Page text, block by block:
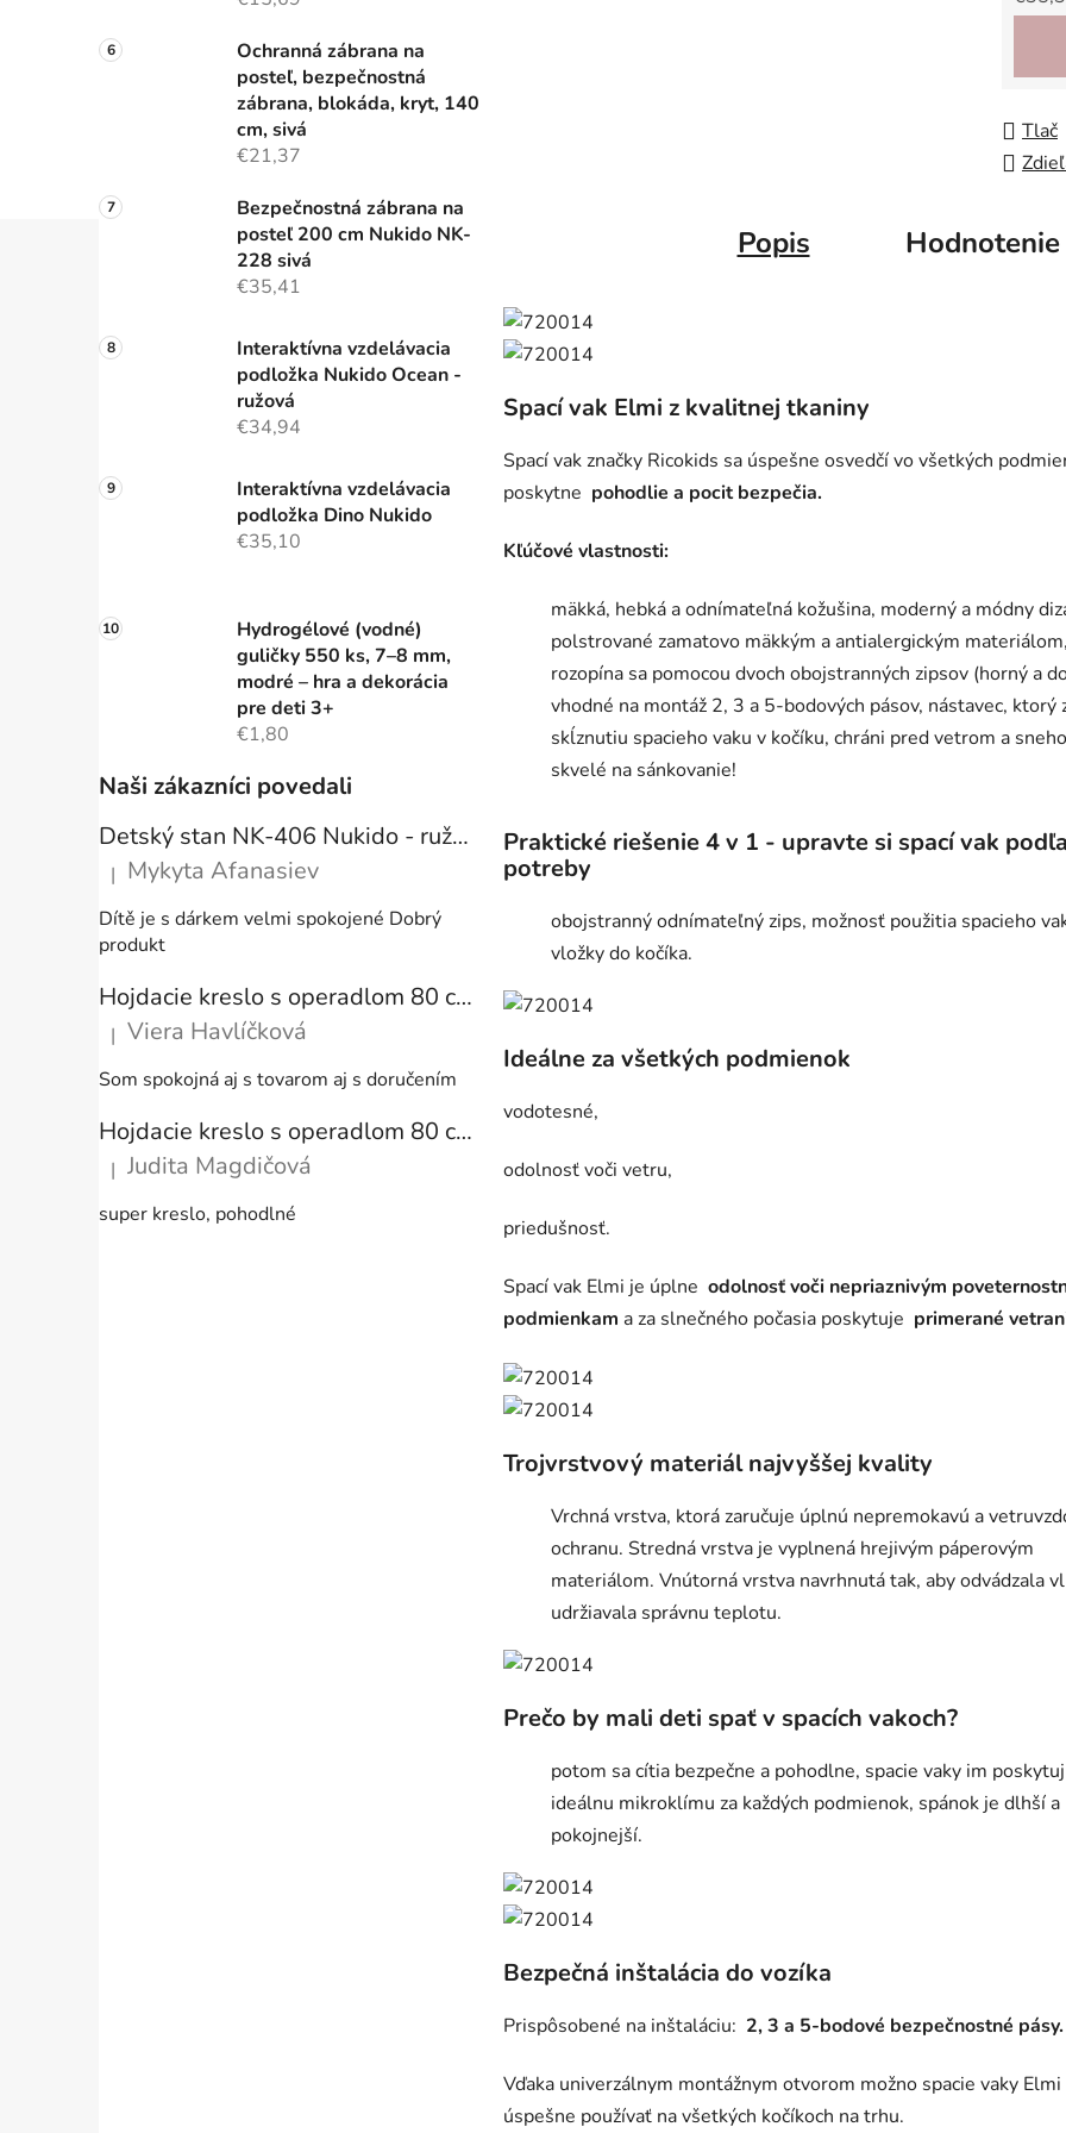
Ochranná zábrana na
posteľ, bezpečnostná
zábrana, blokáda, kryt, 140
cm, sivá
€21,37
Bezpečnostná zábrana na
posteľ 200 cm Nukido NK-
228 sivá
€35,41
Interaktívna vzdelávacia
podložka Nukido Ocean -
ružová
€34,94
Interaktívna vzdelávacia
podložka Dino Nukido
€35,10
Hydrogélové (vodné)
guličky 550 ks, 7–8 mm,
modré – hra a dekorácia
pre deti 3+
€1,80
Naši zákazníci povedali
Detský stan NK-406 Nukido - ružový
Hodnotenie produktu je 5 z 5 hviezdičiek.
| Mykyta Afanasiev
Dítě je s dárkem velmi spokojené Dobrý
produkt
Hojdacie kreslo s operadlom 80 cm + vankúše
Hodnotenie produktu je 5 z 5 hviezdičiek.
| Viera Havlíčková
Som spokojná aj s tovarom aj s doručením
Hojdacie kreslo s operadlom 80 cm + vankúše
Hodnotenie produktu je 5 z 5 hviezdičiek.
| Judita Magdičová
super kreslo, pohodlné
Tlač
Popis Hodnotenie
Spací vak Elmi z kvalitnej tkaniny
Spací vak značky Ricokids sa úspešne osvedčí vo všetkých
poskytne pohodlie a pocit bezpečia.
Kľúčové vlastnosti:
mäkká, hebká a odnímateľná kožušina, moderný a módny
polstrované zamatovo mäkkým a antialergickým
rozopína sa pomocou dvoch obojstranných zipsov (horný a
vhodné na montáž 2, 3 a 5-bodových pásov, nástavec, ktorý
skĺznutiu spacieho vaku v kočíku, chráni pred vetrom a
skvelé na sánkovanie!
Praktické riešenie 4 v 1 - upravte si spací vak
potreby
obojstranný odnímateľný zips, možnosť použitia spacieho
vložky do kočíka.
Ideálne za všetkých podmienok
vodotesné,
odolnosť voči vetru,
priedušnosť.
Spací vak Elmi je úplne odolnosť voči nepriaznivým
podmienkam a za slnečného počasia poskytuje primerané
Trojvrstvový materiál najvyššej kvality
Vrchná vrstva, ktorá zaručuje úplnú nepremokavú a
ochranu. Stredná vrstva je vyplnená hrejivým páperovým
materiálom. Vnútorná vrstva navrhnutá tak, aby odvádzala
udržiavala správnu teplotu.
Prečo by mali deti spať v spacích vakoch?
potom sa cítia bezpečne a pohodlne, spacie vaky im
ideálnu mikroklímu za každých podmienok, spánok je dlhší a
pokojnejší.
Bezpečná inštalácia do vozíka
Prispôsobené na inštaláciu: 2, 3 a 5-bodové bezpečnostné pásy.
Vďaka univerzálnym montážnym otvorom možno spacie vaky Elmi
úspešne používať na všetkých kočíkoch na trhu.